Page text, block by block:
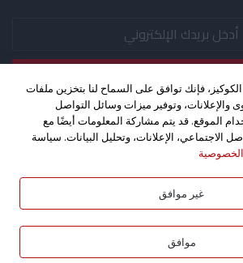
حقوق الطبع والنشر 2026©، جميع الحقوق محفوظة. تصميم واستضافة
بواسطة
فإنك توافق على السماح لنا بتخزين ملفات
والإعلانات، وتوفير ميزات وسائل التواصل
الموقع. قد يتم مشاركة المعلومات أيضًا مع
الاجتماعي، الإعلانات، وتحليل البيانات. سياسة
غير موافق
موافق